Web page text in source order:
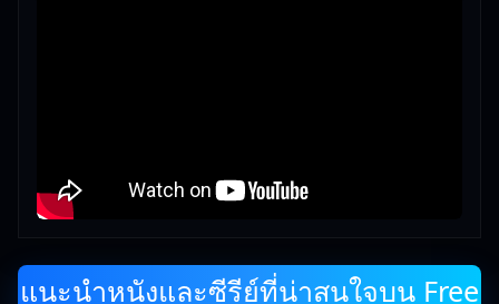
แนะนำหนังและซีรีย์ที่น่าสนใจบน Free